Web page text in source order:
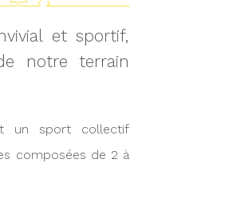
et sportif,
notre terrain
un sport collectif
composées de 2 à